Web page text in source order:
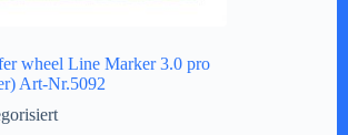
wheel Line Marker 3.0 pro
Art-Nr.5092